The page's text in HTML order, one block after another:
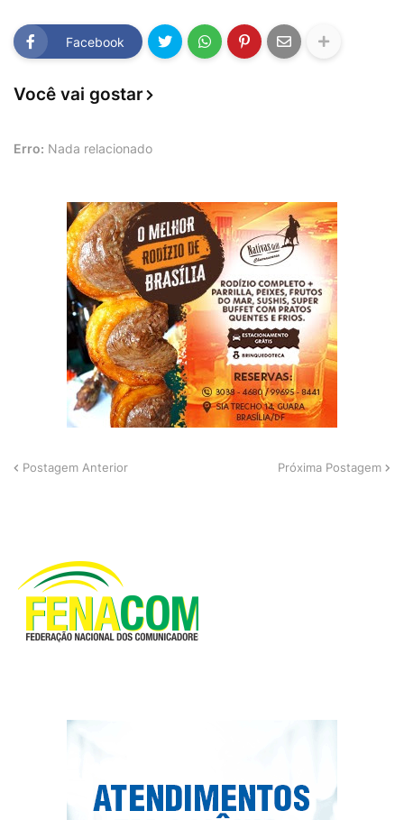
Facebook
Você vai gostar
Erro: Nada relacionado
Postagem Anterior Próxima Postagem